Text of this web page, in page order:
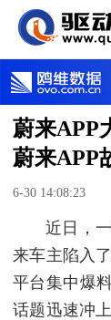
蔚来APP
蔚来APP
6-30 14:08:23
近日，
来车主陷入
平台集中爆
话题迅速冲